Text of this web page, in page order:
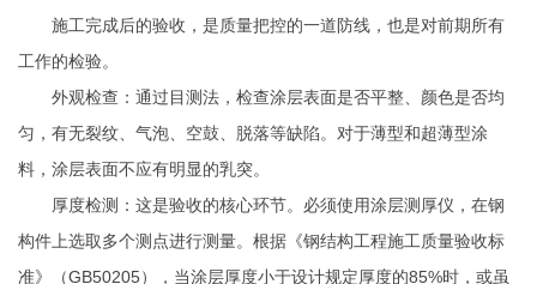
施工完成后的验收，是质量把控的一道防线，也是对前期所有
工作的检验。
外观检查：通过目测法，检查涂层表面是否平整、颜色是否均
匀，有无裂纹、气泡、空鼓、脱落等缺陷。对于薄型和超薄型涂
料，涂层表面不应有明显的乳突。
厚度检测：这是验收的核心环节。必须使用涂层测厚仪，在钢
构件上选取多个测点进行测量。根据《钢结构工程施工质量验收标
准》（GB50205），当涂层厚度小于设计规定厚度的85%时，或虽